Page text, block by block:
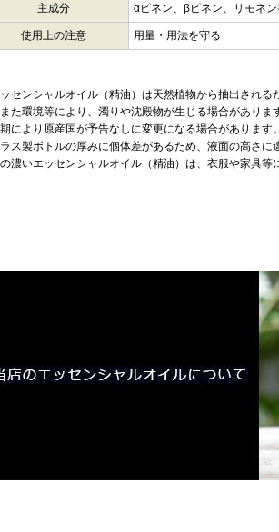
主成分 αピネン、βピネン、リモネ
使用上の注意 用量・用法を守る
センシャルオイル（精油）は天然植物から抽出される
た環境等により、濁りや沈殿物が生じる場合がありま
により原産国が予告なしに変更になる場合があります。
ス製ボトルの厚みに個体差があるため、液面の高さに
濃いエッセンシャルオイル（精油）は、衣服や家具等